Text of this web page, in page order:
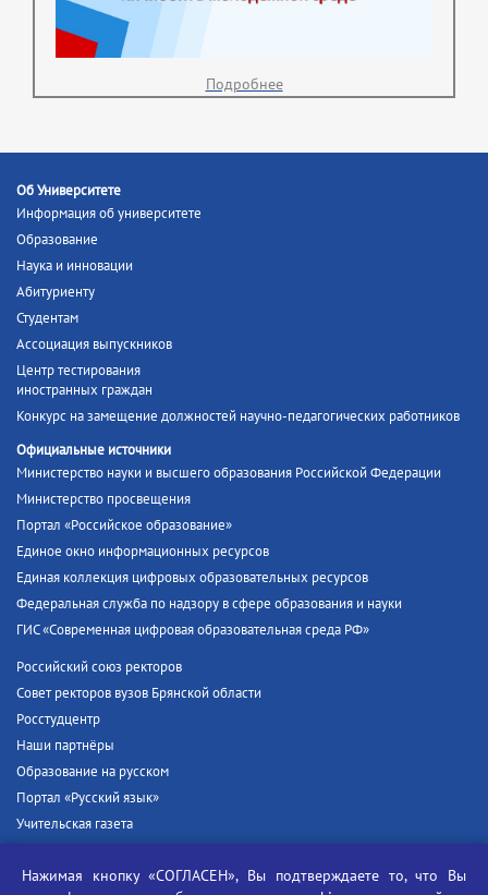
Подробнее
Об Университете
Информация об университете
Образование
Наука и инновации
Абитуриенту
Студентам
Ассоциация выпускников
Центр тестирования
иностранных граждан
Конкурс на замещение должностей научно-педагогических работников
Официальные источники
Министерство науки и высшего образования Российской Федерации
Министерство просвещения
Портал «Российское образование»
Единое окно информационных ресурсов
Единая коллекция цифровых образовательных ресурсов
Федеральная служба по надзору в сфере образования и науки
ГИС «Современная цифровая образовательная среда РФ»
Российский союз ректоров
Совет ректоров вузов Брянской области
Росстудцентр
Наши партнёры
Образование на русском
Портал «Русский язык»
Учительская газета
Единый портал государственных услуг
Нажимая кнопку «СОГЛАСЕН», Вы подтверждаете то, что Вы